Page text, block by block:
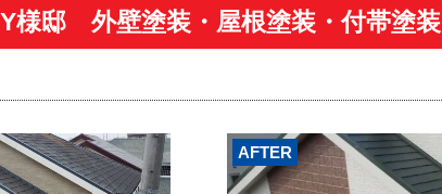
様邸 外壁塗装・屋根塗装・付帯塗装
AFTER